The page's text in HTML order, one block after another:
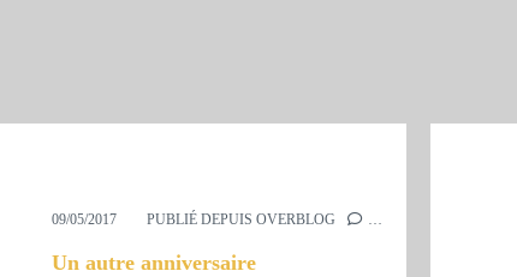
09/05/2017 PUBLIÉ DEPUIS OVERBLOG …
Un autre anniversaire